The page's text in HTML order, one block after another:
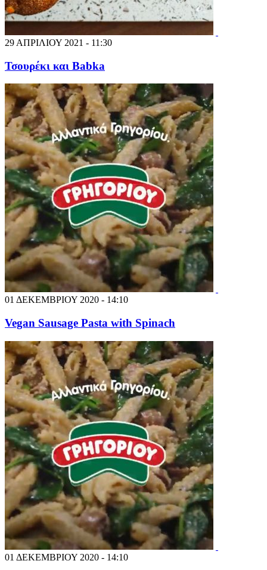
29 ΑΠΡΙΛΙΟΥ 2021 - 11:30
Τσουρέκι και Babka
01 ΔΕΚΕΜΒΡΙΟΥ 2020 - 14:10
Vegan Sausage Pasta with Spinach
01 ΔΕΚΕΜΒΡΙΟΥ 2020 - 14:10